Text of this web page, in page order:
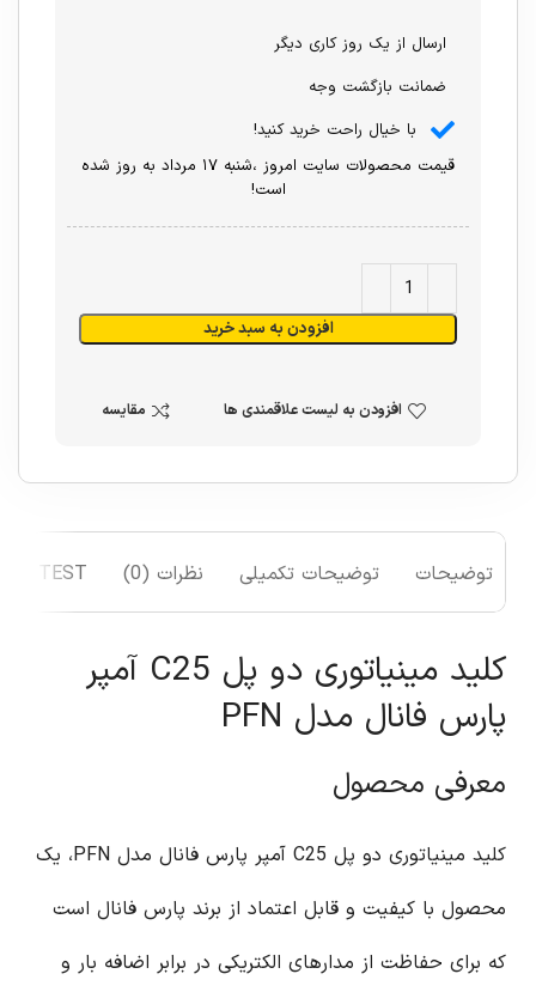
ارسال از یک روز کاری دیگر
ضمانت بازگشت وجه
با خیال راحت خرید کنید!
قیمت محصولات سایت امروز ،شنبه ۱۷ مرداد به روز شده
است!
افزودن به سبد خرید
افزودن به لیست علاقمندی ها مقایسه
توضیحات توضیحات تکمیلی نظرات (0) TEST
کلید مینیاتوری دو پل C25 آمپر
پارس فانال مدل PFN
معرفی محصول
کلید مینیاتوری دو پل C25 آمپر پارس فانال مدل PFN، یک
محصول با کیفیت و قابل اعتماد از برند پارس فانال است
که برای حفاظت از مدارهای الکتریکی در برابر اضافه بار و